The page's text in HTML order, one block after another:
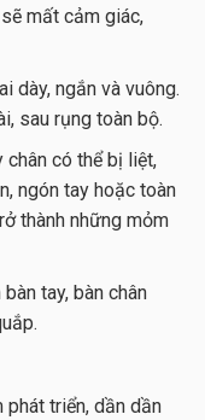
mất cảm giác,
dày, ngắn và vuông.
sau rụng toàn bộ.
chân có thể bị liệt,
ngón tay hoặc toàn
thành những mỏm
tay, bàn chân
triển, dần dần